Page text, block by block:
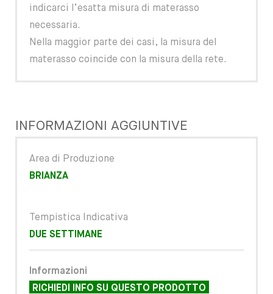
indicarci l’esatta misura di materasso
necessaria.
Nella maggior parte dei casi, la misura del
materasso coincide con la misura della rete.
INFORMAZIONI AGGIUNTIVE
Area di Produzione
BRIANZA
Tempistica Indicativa
DUE SETTIMANE
Informazioni
RICHIEDI INFO SU QUESTO PRODOTTO